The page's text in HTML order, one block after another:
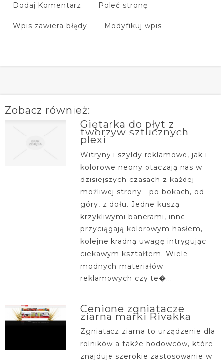
Dodaj Komentarz Poleć stronę
Wpis zawiera błędy Modyfikuj wpis
Zobacz również:
Giętarka do płyt z
tworzyw sztucznych
plexi
Witryny i szyldy reklamowe, jak i
kolorowe neony otaczają nas w
dzisiejszych czasach z każdej
możliwej strony - po bokach, od
góry, z dołu. Jedne kuszą
krzykliwymi banerami, inne
przyciągają kolorowym hasłem,
kolejne kradną uwagę intrygując
ciekawym kształtem. Wiele
modnych materiałów
reklamowych czy te�...
Cenione zgniatacze
ziarna marki Rivakka
Zgniatacz ziarna to urządzenie dla
rolników a także hodowców, które
znajduje szerokie zastosowanie w